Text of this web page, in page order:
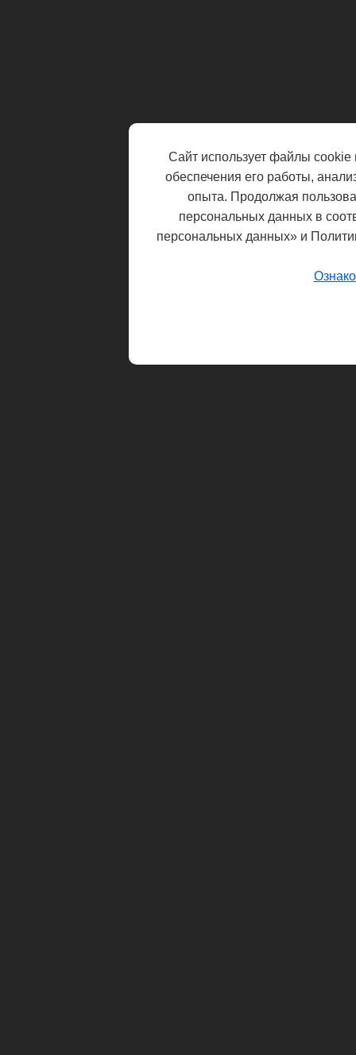
Сайт использует файлы cookie
обеспечения его работы,
опыта. Продолжая
персональных данных в
персональных данных» и